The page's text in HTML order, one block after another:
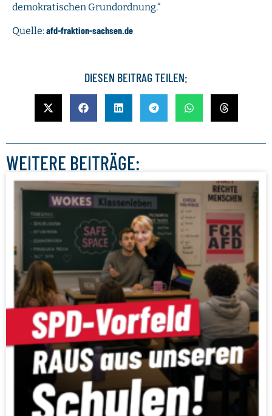
demokratischen Grundordnung.“
Quelle:afd-fraktion-sachsen.de
DIESEN BEITRAG TEILEN:
WEITERE BEITRÄGE: